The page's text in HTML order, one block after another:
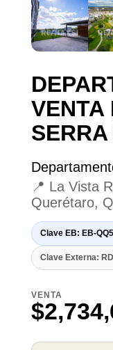
VENTA
SERRA
📍 La Vista
Querétaro,
Clave EB: EB-
Clave Externa:
VENTA